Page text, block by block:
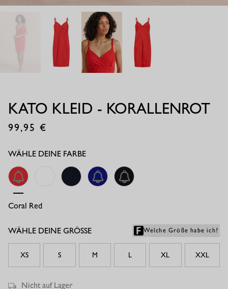
KATO KLEID - KORALLENROT
99,95
WÄHLE DEINE FARBE
Coral RedChestnut
WÄHLE DEINE GRÖSSE Welche Größe habe ich?
XS S M L XL XXL
Nicht auf Lager